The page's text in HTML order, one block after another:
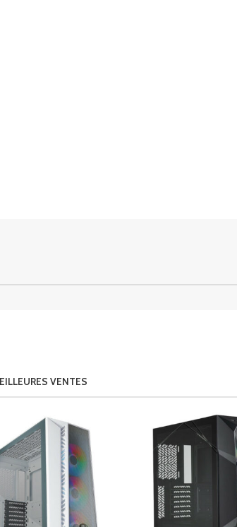
VENTES